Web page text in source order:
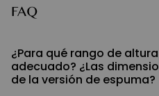
FAQ
¿Para qué rango de
adecuado? ¿Las
de la versión de espuma?